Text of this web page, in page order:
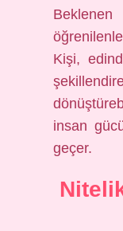
Kişi,
insan
geçer.